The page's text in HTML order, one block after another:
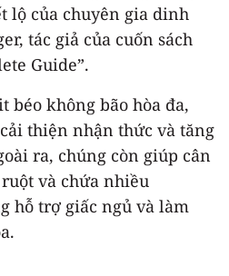
lộ của chuyên gia dinh
tác giả của cuốn sách
Guide”.
béo không bão hòa đa,
thiện nhận thức và tăng
ra, chúng còn giúp cân
và chứa nhiều
hỗ trợ giấc ngủ và làm